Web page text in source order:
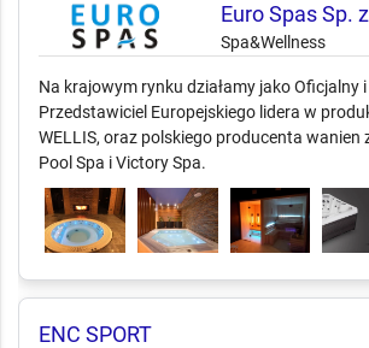
Euro Spas Sp.
Spa&Wellness
Na krajowym rynku działamy jako Oficjalny
Przedstawiciel Europejskiego lidera w
WELLIS, oraz polskiego producenta wanien
Pool Spa i Victory Spa.
ENC SPORT